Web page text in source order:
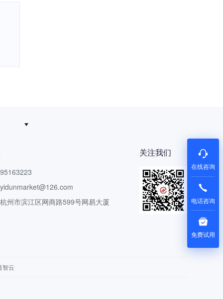
州市滨江区网商路599号网易大厦
关注我们
智云
在线咨询
电话咨询
免费试用